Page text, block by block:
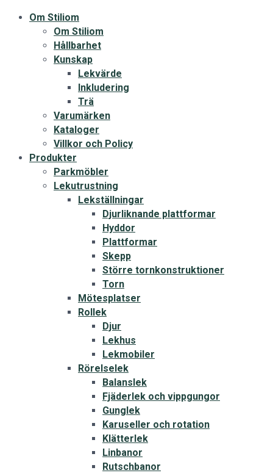
Om Stiliom
Om Stiliom
Hållbarhet
Kunskap
Lekvärde
Inkludering
Trä
Varumärken
Kataloger
Villkor och Policy
Produkter
Parkmöbler
Lekutrustning
Lekställningar
Djurliknande plattformar
Hyddor
Plattformar
Skepp
Större tornkonstruktioner
Torn
Mötesplatser
Rollek
Djur
Lekhus
Lekmobiler
Rörelselek
Balanslek
Fjäderlek och vippgungor
Gunglek
Karuseller och rotation
Klätterlek
Linbanor
Rutschbanor